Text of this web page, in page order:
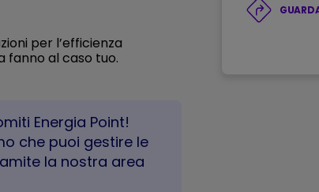
per l’efficienza
al caso tuo.
Energia Point!
che puoi gestire le
la nostra area